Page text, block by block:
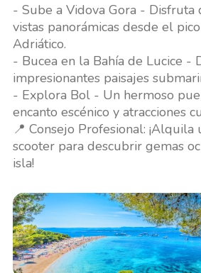
- Sube a Vidova Gora - Disfruta
vistas panorámicas desde el
Adriático.
- Bucea en la Bahía de Lucice -
impresionantes paisajes
- Explora Bol - Un hermoso
encanto escénico y atracciones
📍 Consejo Profesional: ¡Alquila
scooter para descubrir gemas
isla!